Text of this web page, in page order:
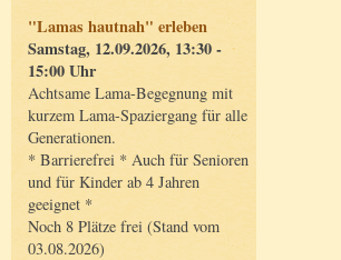
"Lamas hautnah" erleben
Samstag, 12.09.2026, 13:30 -
15:00 Uhr
Achtsame Lama-Begegnung mit
kurzem Lama-Spaziergang für alle
Generationen.
* Barrierefrei * Auch für Senioren
und für Kinder ab 4 Jahren
geeignet *
Noch 8 Plätze frei (Stand vom
03.08.2026)